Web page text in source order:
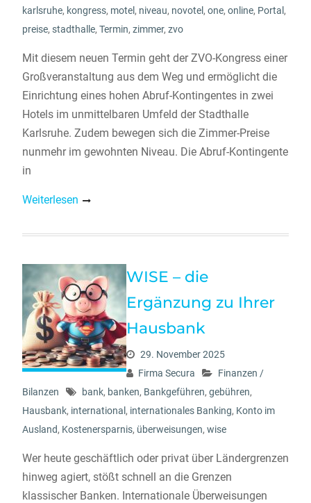
karlsruhe, kongress, motel , niveau, novotel , one, online, Portal ,
preise, stadthalle, Termin, zimmer, zvo
Mit diesem neuen Termin geht der ZVO-Kongress einer
Großveranstaltung aus dem Weg und ermöglicht die
Einrichtung eines hohen Abruf-Kontingentes in zwei
Hotels im unmittelbaren Umfeld der Stadthalle
Karlsruhe. Zudem bewegen sich die Zimmer-Preise
nunmehr im gewohnten Niveau. Die Abruf-Kontingente
in
Weiterlesen
WISE – die
Ergänzung zu Ihrer
Hausbank
29. November 2025
Firma Secura
Finanzen /
Bilanzen
bank, banken, Bankgeführen, gebühren,
Hausbank, international , internationales Banking, Konto im
Ausland, Kostenersparnis, überweisungen, wise
Wer heute geschäftlich oder privat über Ländergrenzen
hinweg agiert, stößt schnell an die Grenzen
klassischer Banken. Internationale Überweisungen